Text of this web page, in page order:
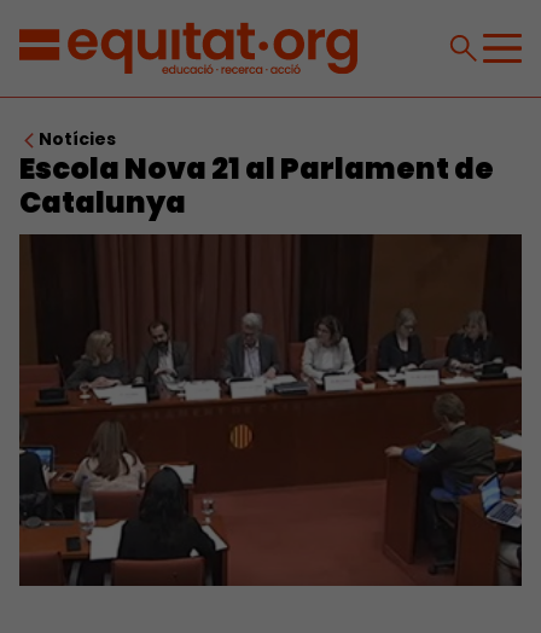
Notícies
Escola Nova 21 al Parlament de
Catalunya